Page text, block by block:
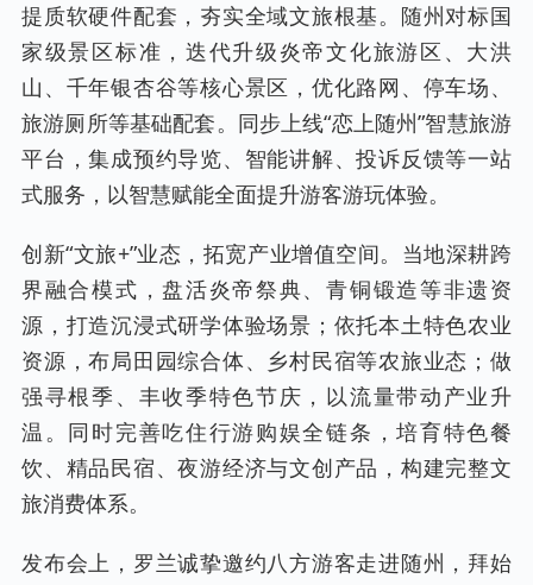
提质软硬件配套，夯实全域文旅根基。随州对标国
家级景区标准，迭代升级炎帝文化旅游区、大洪
山、千年银杏谷等核心景区，优化路网、停车场、
旅游厕所等基础配套。同步上线“恋上随州”智慧旅游
平台，集成预约导览、智能讲解、投诉反馈等一站
式服务，以智慧赋能全面提升游客游玩体验。
创新“文旅+”业态，拓宽产业增值空间。当地深耕跨
界融合模式，盘活炎帝祭典、青铜锻造等非遗资
源，打造沉浸式研学体验场景；依托本土特色农业
资源，布局田园综合体、乡村民宿等农旅业态；做
强寻根季、丰收季特色节庆，以流量带动产业升
温。同时完善吃住行游购娱全链条，培育特色餐
饮、精品民宿、夜游经济与文创产品，构建完整文
旅消费体系。
发布会上，罗兰诚挚邀约八方游客走进随州，拜始